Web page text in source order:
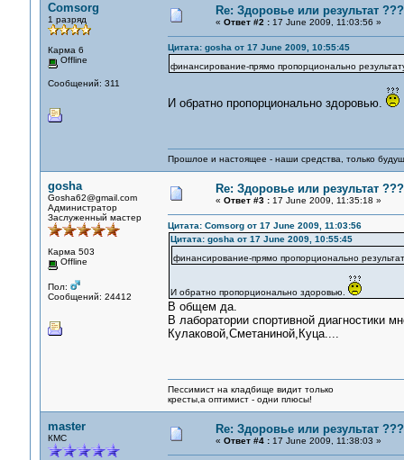
Comsorg
1 разряд
Карма 6
Offline
Сообщений: 311
Re: Здоровье или результат ???
« Ответ #2 :17 June 2009, 11:03:56 »
Цитата: gosha от 17 June 2009, 10:55:45
финансирование-прямо пропорционально
И обратно пропорционально здоровью.
Прошлое и настоящее - наши средства, только
gosha
Gosha62@gmail.com
Администратор
Заслуженный мастер
Карма 503
Offline
Пол:
Сообщений: 24412
Re: Здоровье или результат ???
« Ответ #3 :17 June 2009, 11:35:18 »
Цитата: Comsorg от 17 June 2009, 11:03:56
Цитата: gosha от 17 June 2009, 10:55:45
финансирование-прямо пропорционально
И обратно пропорционально здоровью.
В общем да.
В лаборатории спортивной диагностики
Кулаковой,Сметаниной,Куца....
Пессимист на кладбище видит только
кресты,а оптимист - одни плюсы!
master
КМС
Re: Здоровье или результат ???
« Ответ #4 :17 June 2009, 11:38:03 »